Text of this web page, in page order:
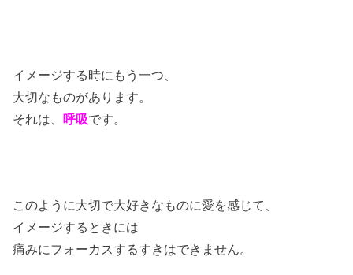
イメージする時にもう一つ、
大切なものがあります。
それは、呼吸です。
このように大切で大好きなものに愛を感じて、
イメージするときには
痛みにフォーカスするすきはできません。